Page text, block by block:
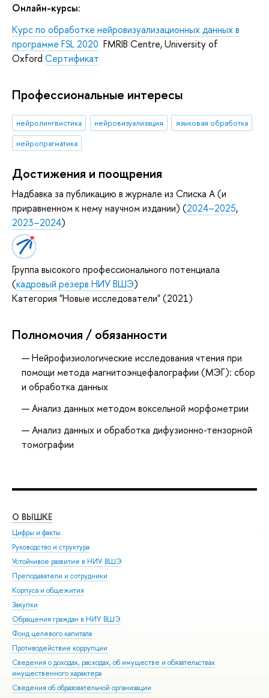
Онлайн-курсы:
Курс по обработке нейровизуализационных данных в
программе FSL 2020 FMRIB Centre, University of
Oxford Сертификат
Профессиональные интересы
нейролингвистика нейровизуализация
языковая обработка
нейропрагматика
Достижения и поощрения
Надбавка за публикацию в журнале из Списка А (и
приравненном к нему научном издании) (2024–2025,
2023–2024)
Группа высокого профессионального потенциала
(кадровый резерв НИУ ВШЭ)
Категория "Новые исследователи" (2021)
Полномочия / обязанности
Нейрофизиологические исследования чтения при
помощи метода магнитоэнцефалографии (МЭГ): сбор
и обработка данных
Анализ данных методом воксельной морфометрии
Анализ данных и обработка дифузионно-тензорной
томографии
О ВЫШКЕ
Цифры и факты
Руководство и структура
Устойчивое развитие в НИУ ВШЭ
Преподаватели и сотрудники
Корпуса и общежития
Закупки
Обращения граждан в НИУ ВШЭ
Фонд целевого капитала
Противодействие коррупции
Сведения о доходах, расходах, об имуществе и обязательствах
имущественного характера
Сведения об образовательной организации